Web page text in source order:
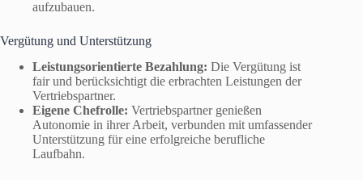
aufzubauen.
Vergütung und Unterstützung
Leistungsorientierte Bezahlung: Die Vergütung ist
fair und berücksichtigt die erbrachten Leistungen der
Vertriebspartner.
Eigene Chefrolle: Vertriebspartner genießen
Autonomie in ihrer Arbeit, verbunden mit umfassender
Unterstützung für eine erfolgreiche berufliche
Laufbahn.